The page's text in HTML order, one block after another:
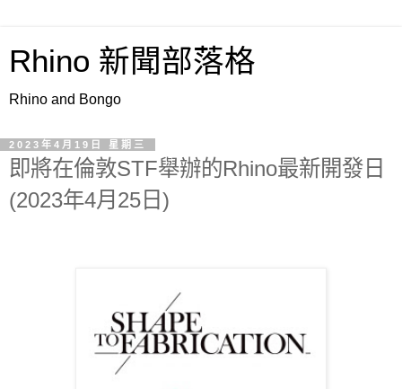
Rhino 新聞部落格
Rhino and Bongo
2023年4月19日 星期三
即將在倫敦STF舉辦的Rhino最新開發日
(2023年4月25日)